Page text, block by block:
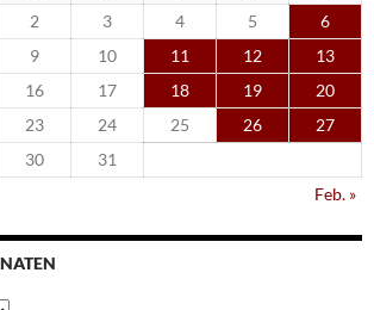
2 3 4 5
6
9 10 11 12
13
16 17 18 19
20
23 24 25 26
27
30
31
Feb. »